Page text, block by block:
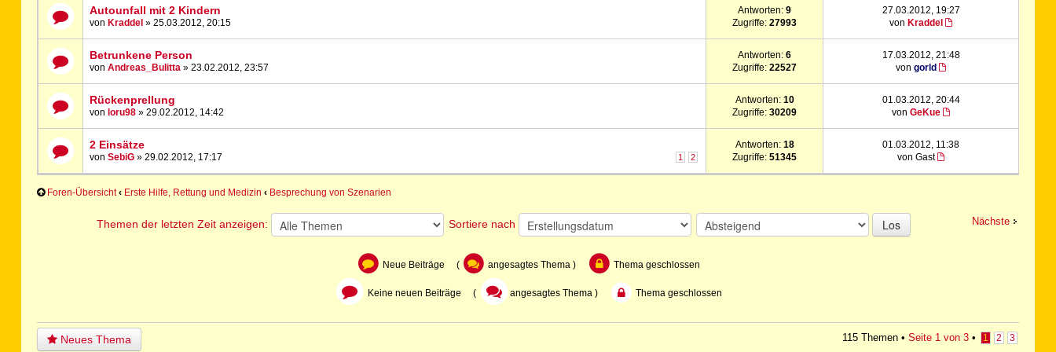
Autounfall mit 2 Kindern
von Kraddel » 25.03.2012, 20:15
Antworten:9
Zugriffe:27993
27.03.2012, 19:27
von Kraddel
Betrunkene Person
vonAndreas_Bulitta » 23.02.2012, 23:57
Antworten:6
Zugriffe:22527
17.03.2012, 21:48
vongorld
Rückenprellung
von loru98 » 29.02.2012, 14:42
Antworten: 10
Zugriffe:30209
01.03.2012, 20:44
vonGeKue
2 Einsätze
1 2
vonSebiG » 29.02.2012, 17:17
Antworten: 18
Zugriffe:51345
01.03.2012, 11:38
von Gast
Foren-Übersicht ‹ Erste Hilfe, Rettung und Medizin ‹ Besprechung von Szenarien
Nächste
Themen der letzten Zeit anzeigen: Sortiere nach Los
Neue Beiträge ( angesagtes Thema ) Thema geschlossen
Keine neuen Beiträge ( angesagtes Thema ) Thema geschlossen
Neues Thema 115 Themen • Seite 1von 3• 1 2 3